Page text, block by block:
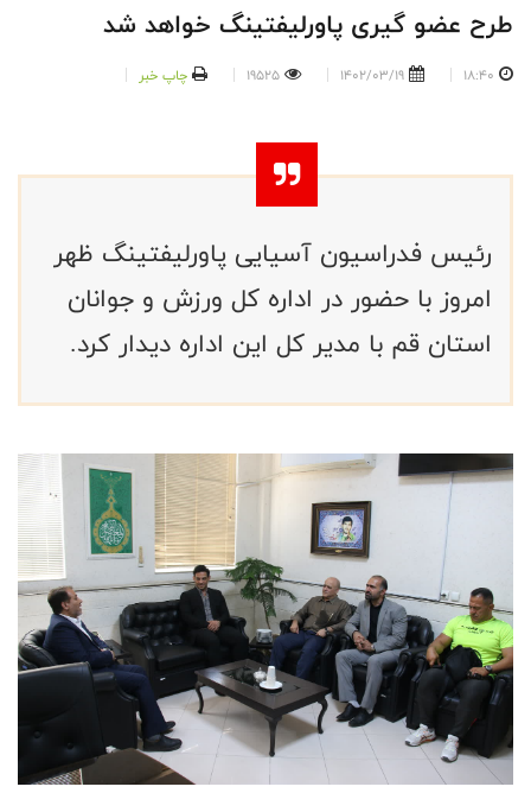
طرح عضو گیری پاورلیفتینگ خواهد شد
18:40
1402/03/19
19525 چاپ خبر
رئیس فدراسیون آسیایی پاورلیفتینگ ظهر‌
امروز‌ با حضور در اداره کل ورزش و جوانان
استان قم با مدیر کل این اداره دیدار کرد.